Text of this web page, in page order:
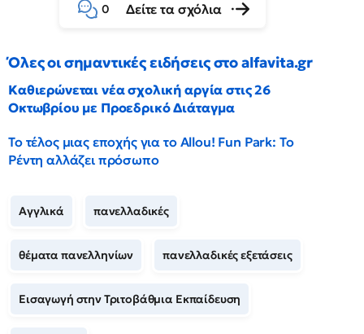
0 Δείτε τα σχόλια
Όλες οι σημαντικές ειδήσεις στο alfavita.gr
Καθιερώνεται νέα σχολική αργία στις 26
Οκτωβρίου με Προεδρικό Διάταγμα
Το τέλος μιας εποχής για το Allou! Fun Park: Το
Ρέντη αλλάζει πρόσωπο
Αγγλικά πανελλαδικές
θέματα πανελληνίων πανελλαδικές εξετάσεις
Εισαγωγή στην Τριτοβάθμια Εκπαίδευση